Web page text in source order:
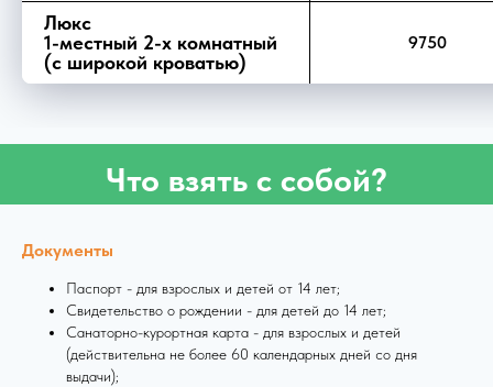
Люкс
1-местный 2-х комнатный
(с широкой кроватью)
9750
Что взять с собой?
Документы
Паспорт - для взрослых и детей от 14 лет;
Свидетельство о рождении - для детей до 14 лет;
Санаторно-курортная карта - для взрослых и детей
(действительна не более 60 календарных дней со дня
выдачи);